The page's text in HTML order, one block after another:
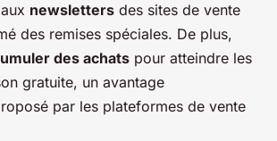
newsletters des sites de vente
des remises spéciales. De plus,
des achats pour atteindre les
gratuite, un avantage
par les plateformes de vente